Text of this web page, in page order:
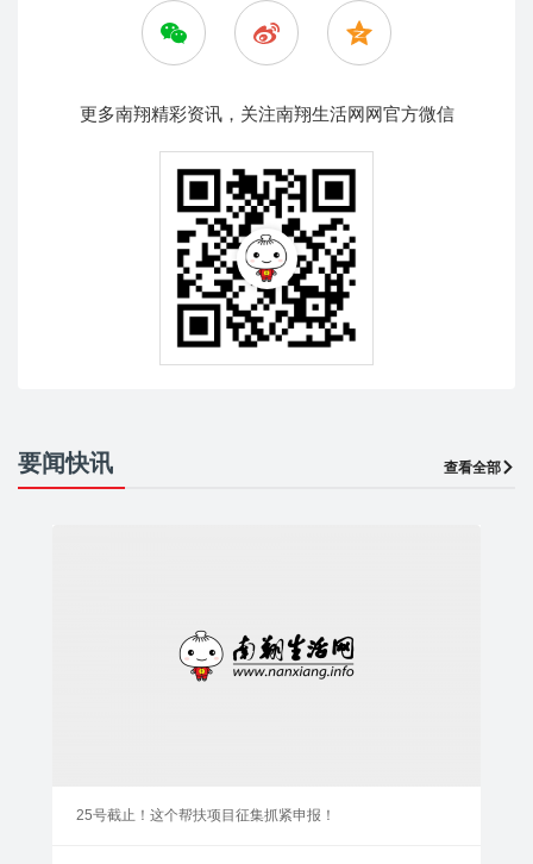
更多南翔精彩资讯，关注南翔生活网网官方微信
要闻快讯 查看全部
25号截止！这个帮扶项目征集抓紧申报！